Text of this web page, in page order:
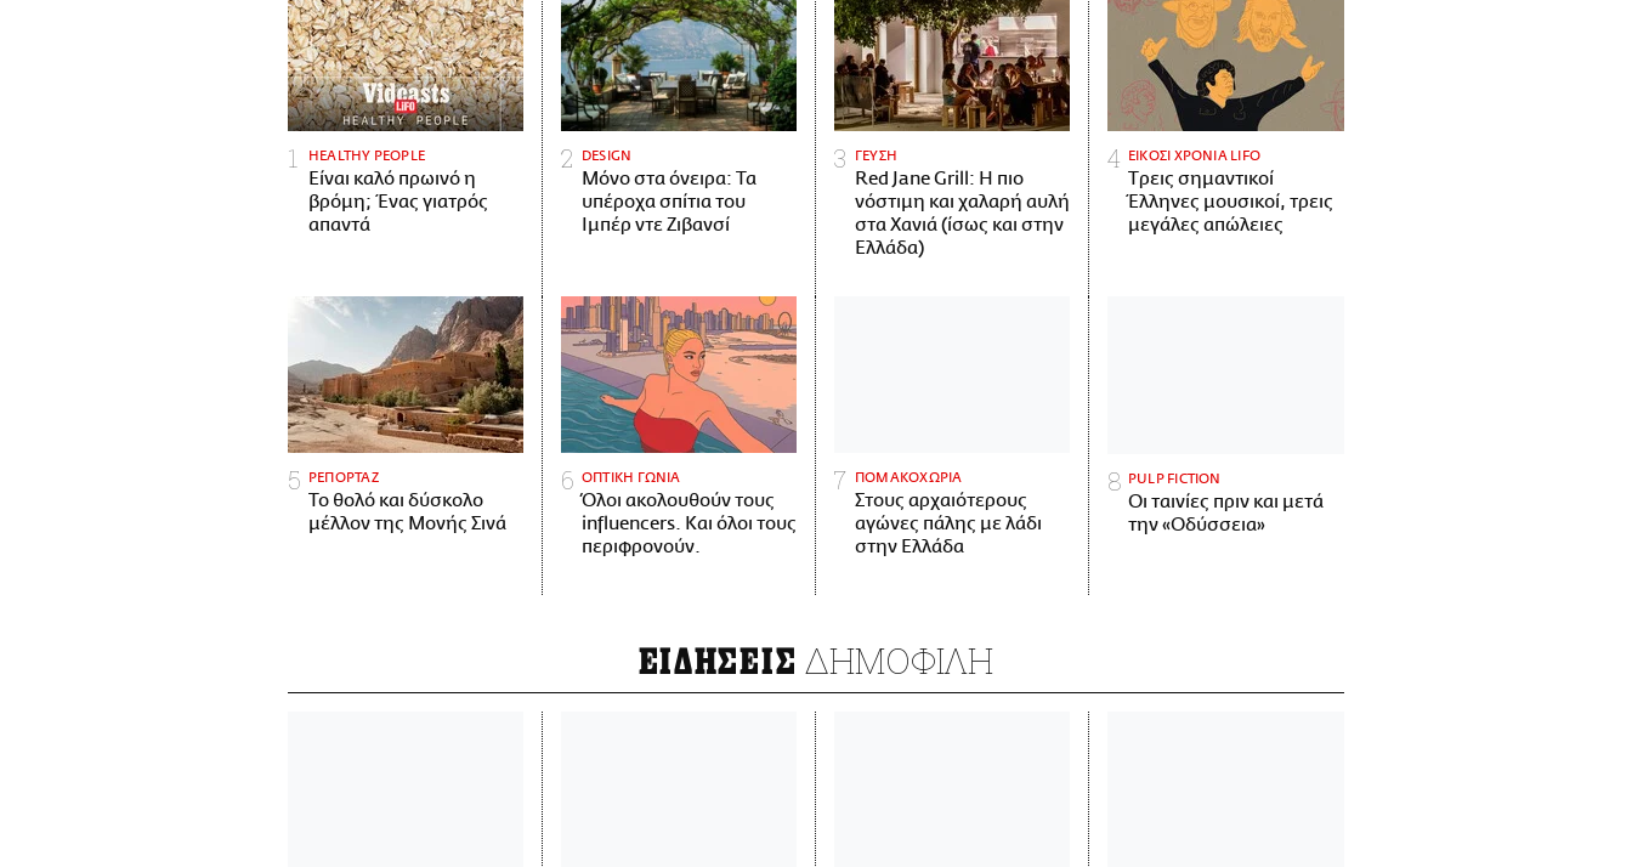
HEALTHY PEOPLE
Είναι καλό πρωινό η
βρόμη; Ένας γιατρός
απαντά
DESIGN
Μόνο στα όνειρα: Τα
υπέροχα σπίτια του
Ιμπέρ ντε Ζιβανσί
ΓΕΥΣΗ
Red Jane Grill: Η πιο
νόστιμη και χαλαρή αυλή
στα Χανιά (ίσως και στην
Ελλάδα)
ΕΙΚΟΣΙ ΧΡΟΝΙΑ LIFO
Tρεις σημαντικοί
Έλληνες μουσικοί, τρεις
μεγάλες απώλειες
ΡΕΠΟΡΤΑΖ
Το θολό και δύσκολο
μέλλον της Μονής Σινά
ΟΠΤΙΚΗ ΓΩΝΙΑ
Όλοι ακολουθούν τους
influencers. Και όλοι τους
περιφρονούν.
ΠΟΜΑΚΟΧΩΡΙΑ
Στους αρχαιότερους
αγώνες πάλης με λάδι
στην Ελλάδα
PULP FICTION
Οι ταινίες πριν και μετά
την «Οδύσσεια»
ΕΙΔΗΣΕΙΣ ΔΗΜΟΦΙΛΗ